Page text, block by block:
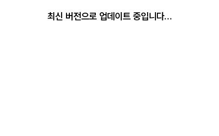
최신 버전으로 업데이트 중입니다…